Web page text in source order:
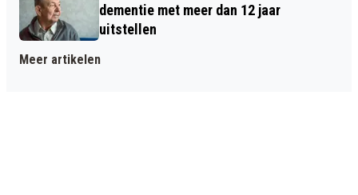
dementie met meer dan 12 jaar
uitstellen
Meer artikelen